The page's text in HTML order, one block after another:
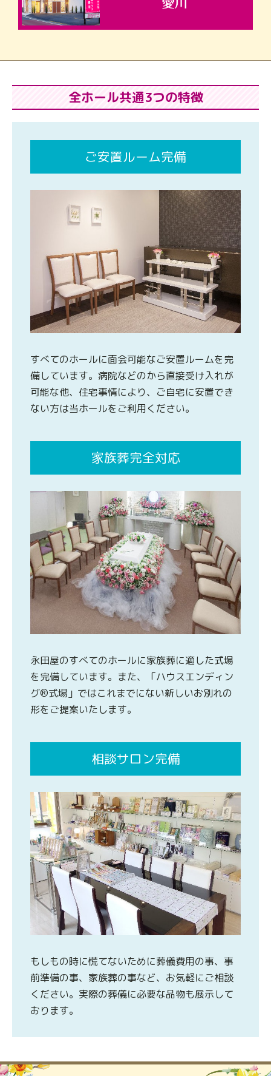
全ホール共通3つの特徴
ご安置ルーム完備
すべてのホールに面会可能なご安置ルームを完
備しています。病院などのから直接受け入れが
可能な他、住宅事情により、ご自宅に安置でき
ない方は当ホールをご利用ください。
家族葬完全対応
永田屋のすべてのホールに家族葬に適した式場
を完備しています。また、「ハウスエンディン
グ®式場」ではこれまでにない新しいお別れの
形をご提案いたします。
相談サロン完備
もしもの時に慌てないために葬儀費用の事、事
前準備の事、家族葬の事など、お気軽にご相談
ください。実際の葬儀に必要な品物も展示して
おります。